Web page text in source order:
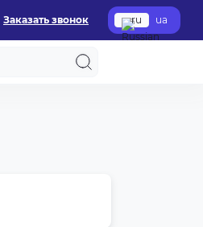
Заказать звонок ru ua